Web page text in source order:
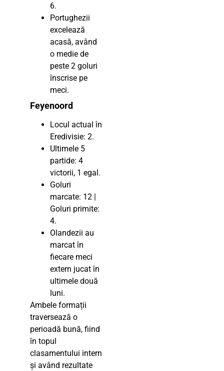
6.
Portughezii
excelează
acasă, având
o medie de
peste 2 goluri
înscrise pe
meci.
Feyenoord
Locul actual în
Eredivisie: 2.
Ultimele 5
partide: 4
victorii, 1 egal.
Goluri
marcate: 12 |
Goluri primite:
4.
Olandezii au
marcat în
fiecare meci
extern jucat în
ultimele două
luni.
Ambele formații
traversează o
perioadă bună, fiind
în topul
clasamentului intern
și având rezultate